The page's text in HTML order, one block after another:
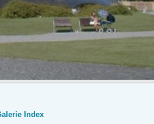
Index